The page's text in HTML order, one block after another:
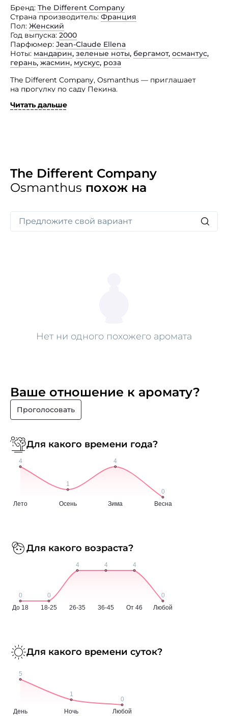
Бренд The Different Company
Страна производитель Франция
Пол Женский
Год выпуска 2000
Парфюмер Jean-Claude Ellena
Ноты мандарин, зеленые ноты, бергамот, османтус,
герань, жасмин, мускус, роза
The Different Company, Osmanthus — приглашает
на прогулку по саду Пекина.
Здесь Вы столкнетесь с древними чудесами
Основные ноты: китайский османтус, мандарин,
бергамот, зеленый лист, мускус.
Читать дальше
The Different Company
Osmanthus похож на
Нет ни одного похожего аромата
Ваше отношение к аромату?
Проголосовать
Для какого времени года?
Для какого возраста?
Для какого времени суток?